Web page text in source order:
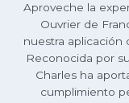
Aproveche la
Ouvrier de
nuestra aplicación
Reconocida por
Charles ha
cumplimiento